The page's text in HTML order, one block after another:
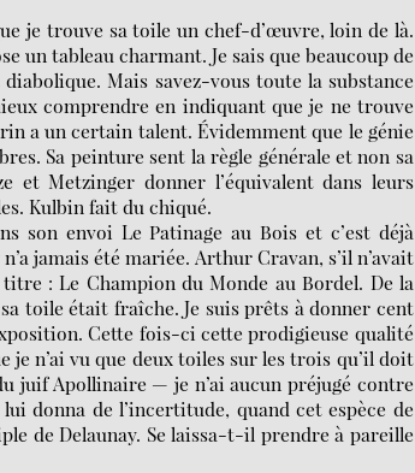
je trouve sa toile un chef-d’œuvre, loin de là.
un tableau charmant. Je sais que beaucoup de
Mais savez-vous toute la substance
comprendre en indiquant que je ne trouve
a un certain talent. Évidemment que le génie
Sa peinture sent la règle générale et non sa
et Metzinger donner l’équivalent dans leurs
Kulbin fait du chiqué.
son envoi Le Patinage au Bois et c’est déjà
jamais été mariée. Arthur Cravan, s’il n’avait
: Le Champion du Monde au Bordel. De la
toile était fraîche. Je suis prêts à donner cent
Cette fois-ci cette prodigieuse qualité
je n’ai vu que deux toiles sur les trois qu’il doit
juif Apollinaire — je n’ai aucun préjugé contre
donna de l’incertitude, quand cet espèce de
de Delaunay. Se laissa-t-il prendre à pareille